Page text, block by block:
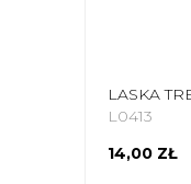
L0413
14,00 ZŁ